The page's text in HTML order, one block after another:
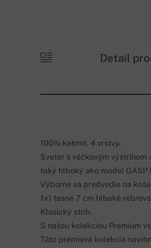
Detail
100% kašmír, 4 vrstvy.
Sveter s véčkovým výstrihom
taký hlboký ako model GASP
Výborne sa predvedie na
1x1 tesné 7 cm hlboké
Klasický strih.
S našou kolekciou Premium
Táto prémiová kolekcia